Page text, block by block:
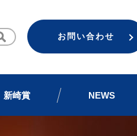
お問い合わせ
新崎賞 NEWS